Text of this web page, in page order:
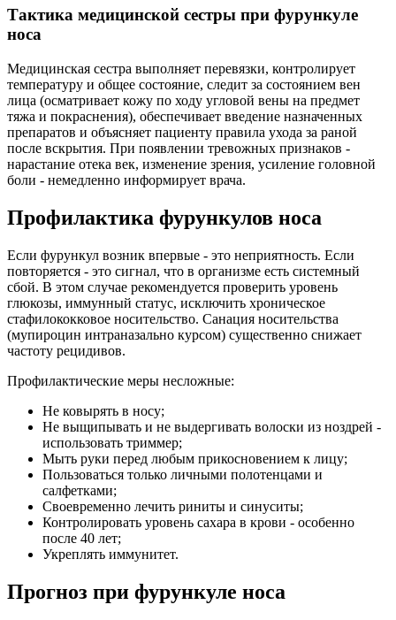
Тактика медицинской сестры при фурункуле
носа
Медицинская сестра выполняет перевязки, контролирует
температуру и общее состояние, следит за состоянием вен
лица (осматривает кожу по ходу угловой вены на предмет
тяжа и покраснения), обеспечивает введение назначенных
препаратов и объясняет пациенту правила ухода за раной
после вскрытия. При появлении тревожных признаков -
нарастание отека век, изменение зрения, усиление головной
боли - немедленно информирует врача.
Профилактика фурункулов носа
Если фурункул возник впервые - это неприятность. Если
повторяется - это сигнал, что в организме есть системный
сбой. В этом случае рекомендуется проверить уровень
глюкозы, иммунный статус, исключить хроническое
стафилококковое носительство. Санация носительства
(мупироцин интраназально курсом) существенно снижает
частоту рецидивов.
Профилактические меры несложные:
Не ковырять в носу;
Не выщипывать и не выдергивать волоски из ноздрей -
использовать триммер;
Мыть руки перед любым прикосновением к лицу;
Пользоваться только личными полотенцами и
салфетками;
Своевременно лечить риниты и синуситы;
Контролировать уровень сахара в крови - особенно
после 40 лет;
Укреплять иммунитет.
Прогноз при фурункуле носа